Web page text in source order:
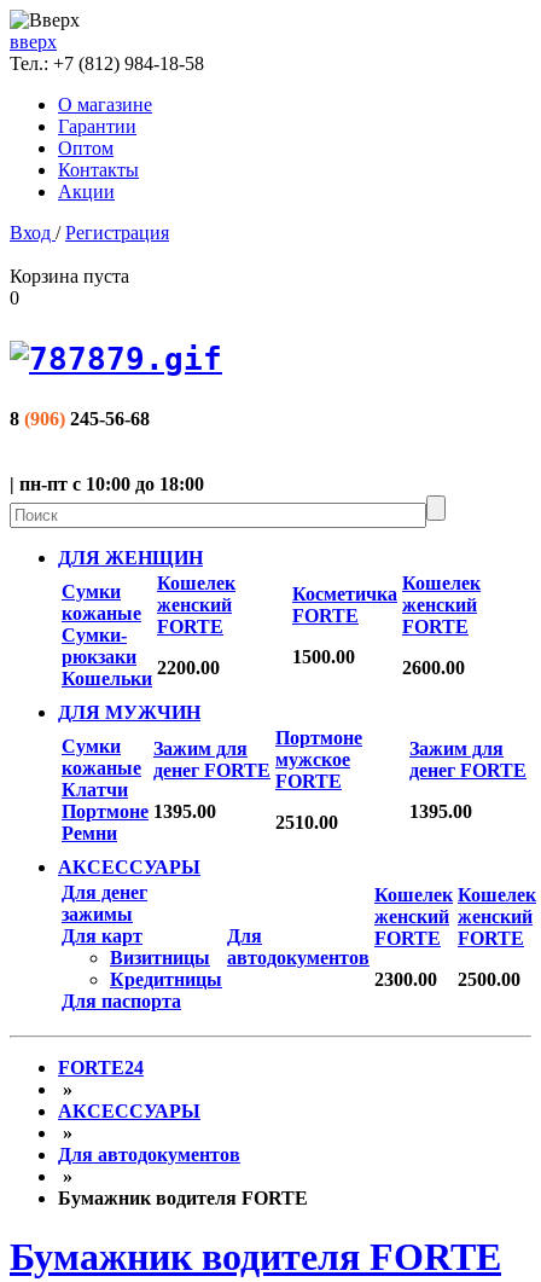
вверх
Тел.: +7 (812) 984-18-58
О магазине
Гарантии
Оптом
Контакты
Акции
Вход /Регистрация
Корзина пуста
0
8 (906) 245-56-68
| пн-пт с 10:00 до 18:00
ДЛЯ ЖЕНЩИН
Сумки
кожаные
Сумки-
рюкзаки
Кошельки
Кошелек
женский
FORTE
2200.00
Косметичка
FORTE
1500.00
Кошелек
женский
FORTE
2600.00
ДЛЯ МУЖЧИН
Сумки
кожаные
Клатчи
Портмоне
Ремни
Зажим для
денег FORTE
1395.00
Портмоне
мужское
FORTE
2510.00
Зажим для
денег FORTE
1395.00
АКСЕССУАРЫ
Для денег
зажимы
Для карт
Визитницы
Кредитницы
Для паспорта
Для
автодокументов
Кошелек
женский
FORTE
2300.00
Кошелек
женский
FORTE
2500.00
FORTE24
»
АКСЕССУАРЫ
»
Для автодокументов
»
Бумажник водителя FORTE
Бумажник водителя FORTE